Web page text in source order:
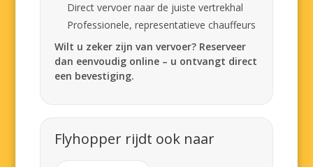
Direct vervoer naar de juiste vertrekhal
Professionele, representatieve chauffeurs
Wilt u zeker zijn van vervoer? Reserveer
dan eenvoudig online – u ontvangt direct
een bevestiging.
Flyhopper rijdt ook naar